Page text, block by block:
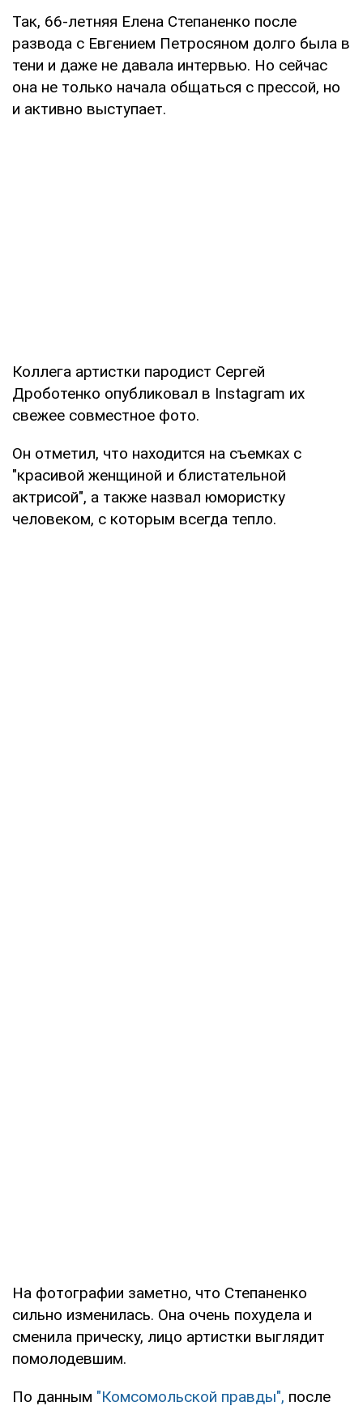
Так, 66-летняя Елена Степаненко после
развода с Евгением Петросяном долго была в
тени и даже не давала интервью. Но сейчас
она не только начала общаться с прессой, но
и активно выступает.
Коллега артистки пародист Сергей
Дроботенко опубликовал в Instagram их
свежее совместное фото.
Он отметил, что находится на съемках с
"красивой женщиной и блистательной
актрисой", а также назвал юмористку
человеком, с которым всегда тепло.
На фотографии заметно, что Степаненко
сильно изменилась. Она очень похудела и
сменила прическу, лицо артистки выглядит
помолодевшим.
По данным "Комсомольской правды", после